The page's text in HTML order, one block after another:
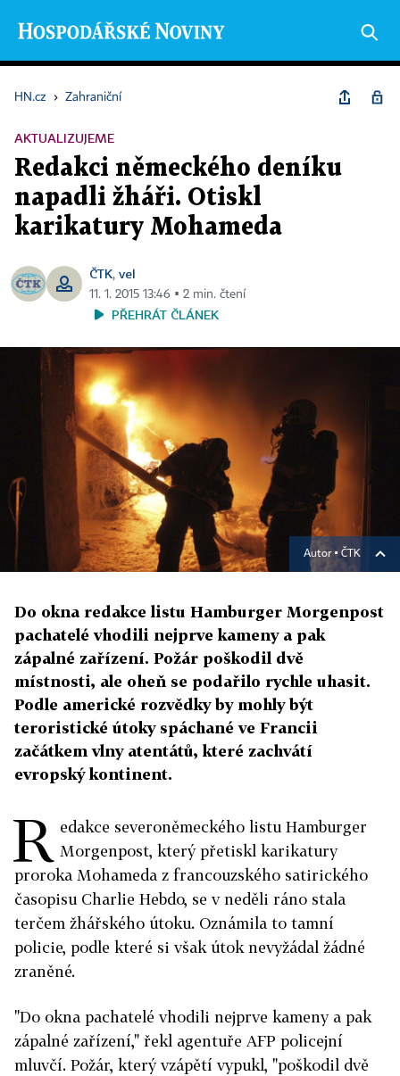
HN.cz › Zahraniční
AKTUALIZUJEME
Redakci německého deníku
napadli žháři. Otiskl
karikatury Mohameda
ČTK, vel
11. 1. 2015 13:46 ▪ 2 min. čtení
PŘEHRÁT ČLÁNEK
Autor ▪ČTK
Do okna redakce listu Hamburger Morgenpost
pachatelé vhodili nejprve kameny a pak
zápalné zařízení. Požár poškodil dvě
místnosti, ale oheň se podařilo rychle uhasit.
Podle americké rozvědky by mohly být
teroristické útoky spáchané ve Francii
začátkem vlny atentátů, které zachvátí
evropský kontinent.
R edakce severoněmeckého listu Hamburger
Morgenpost, který přetiskl karikatury
proroka Mohameda z francouzského satirického
časopisu Charlie Hebdo, se v neděli ráno stala
terčem žhářského útoku. Oznámila to tamní
policie, podle které si však útok nevyžádal žádné
zraněné.
"Do okna pachatelé vhodili nejprve kameny a pak
zápalné zařízení," řekl agentuře AFP policejní
mluvčí. Požár, který vzápětí vypukl, "poškodil dvě